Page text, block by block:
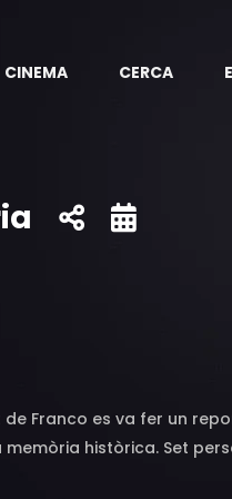
CINEMA CERCA
Franco es va fer un
històrica. Set
lluitar per defensar la